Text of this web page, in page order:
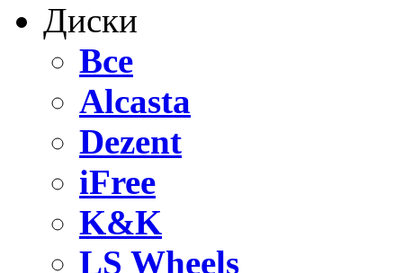
Диски
Все
Alcasta
Dezent
iFree
K&K
LS Wheels